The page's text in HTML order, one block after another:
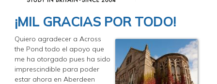
¡MIL GRACIAS POR TODO!
Quiero agradecer a Across
the Pond todo el apoyo que
me ha otorgado pues ha sido
imprescindible para poder
estar ahora en Aberdeen